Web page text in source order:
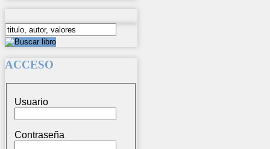
ACCESO
Usuario
Contraseña